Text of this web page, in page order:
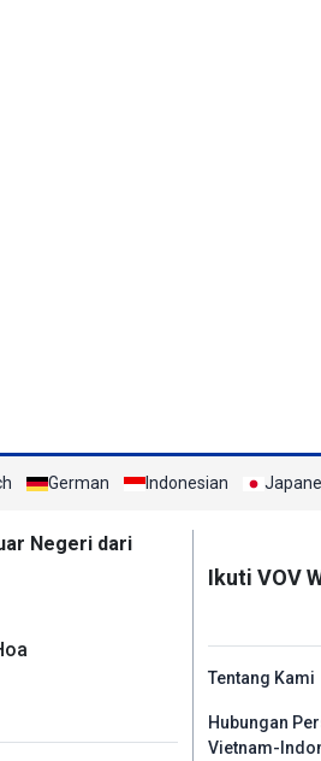
German Indonesian
Negeri dari
Mạng
Ikuti VOV
menu
Tentang Kami
Hubungan
Vietnam-